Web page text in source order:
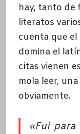
hay, tanto de
literatos
cuenta que el
domina el
citas vienen
mola leer,
obviamente.
«Fui